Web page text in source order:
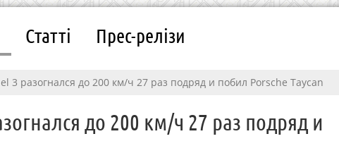
Статті Прес-релізи
3 разогнался до 200 км/ч 27 раз подряд и побил Porsche Taycan
до 200 км/ч 27 раз подряд и